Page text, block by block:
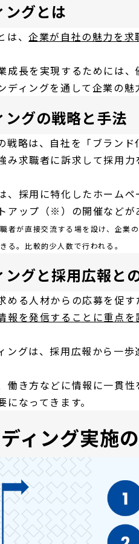
ングとは
は、企業が自社の魅力を求
成長を実現するためには、
ディングを通して企業の魅
ングの戦略と手法
戦略は、自社を「ブランド
み求職者に訴求して採用
、採用に特化したホーム
アップ（※）の開催などが
者が直接交流する場を設け、企業
る。比較的少人数で行われる。
ングと採用広報と
める人材からの応募を促す
報を発信することに重点を
ングは、採用広報から一
働き方などに情報に一貫
なってきます。
ィング実施